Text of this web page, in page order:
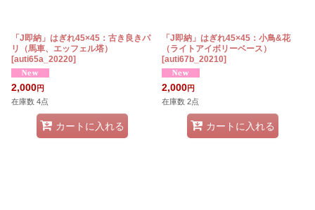
「J即納」はぎれ45×45：古き良きパ
リ（馬車、エッフェル塔）
[auti65a_20220]
2,000円
在庫数 4点
カートに入れる
「J即納」はぎれ45×45：小鳥&花
（ライトアイボリーベース）
[auti67b_20210]
2,000円
在庫数 2点
カートに入れる